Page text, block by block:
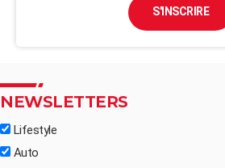
S'INSCRIRE
NEWSLETTERS
Lifestyle
Auto